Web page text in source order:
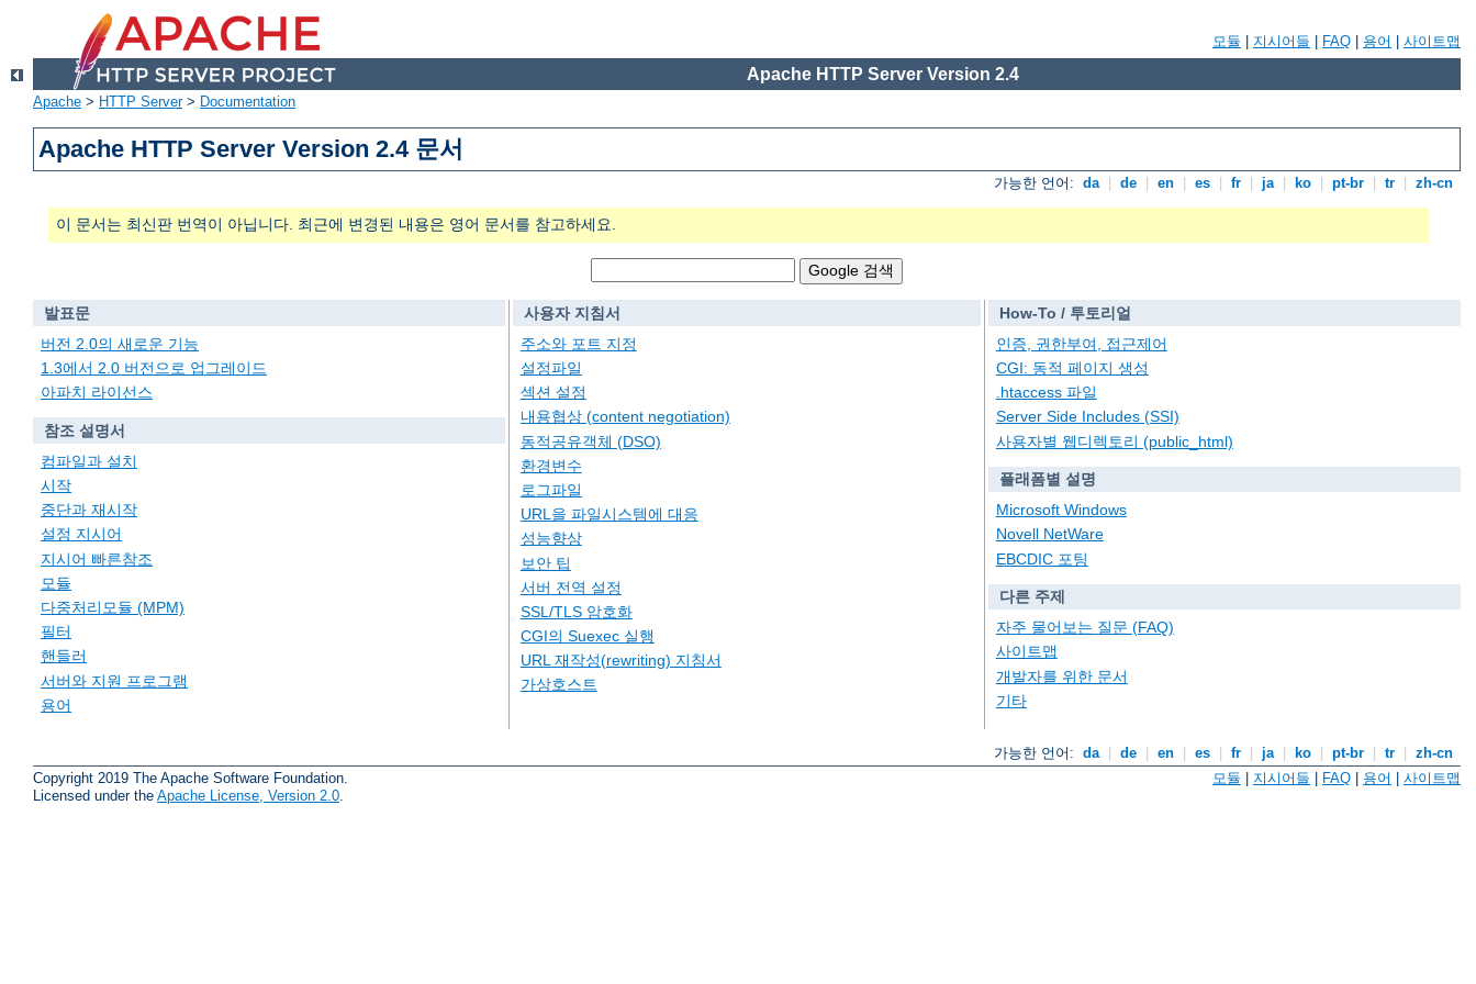
모듈 지시어들 FAQ 용어 사이트맵
Apache HTTP Server Version 2.4
Apache > HTTP Server> Documentation
Apache HTTP Server Version 2.4 문서
가능한 언어: da de en es fr ja ko pt-br tr zh-cn
이 문서는 최신판 번역이 아닙니다. 최근에 변경된 내용은 영어 문서를 참고하세요.
발표문
버전 2.0의 새로운 기능
1.3에서 2.0 버전으로 업그레이드
아파치 라이선스
참조 설명서
컴파일과 설치
시작
중단과 재시작
설정 지시어
지시어 빠른참조
모듈
다중처리모듈 (MPM)
필터
핸들러
서버와 지원 프로그램
용어
사용자 지침서
주소와 포트 지정
설정파일
섹션 설정
내용협상 (content negotiation)
동적공유객체 (DSO)
환경변수
로그파일
URL을 파일시스템에 대응
성능향상
보안 팁
서버 전역 설정
SSL/TLS 암호화
CGI의 Suexec 실행
URL 재작성(rewriting) 지침서
가상호스트
How-To / 투토리얼
인증, 권한부여, 접근제어
CGI: 동적 페이지 생성
.htaccess 파일
Server Side Includes (SSI)
사용자별 웹디렉토리 (public_html)
플래폼별 설명
Microsoft Windows
Novell NetWare
EBCDIC 포팅
다른 주제
자주 물어보는 질문 (FAQ)
사이트맵
개발자를 위한 문서
기타
가능한 언어: da de en es fr ja ko pt-br tr
zh-cn
Copyright 2019 The Apache Software Foundation.
Licensed under the Apache License, Version 2.0
모듈 | 지시어들 | FAQ | 용어 | 사이트맵